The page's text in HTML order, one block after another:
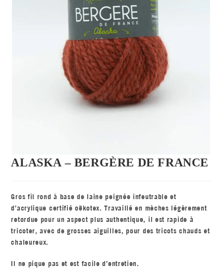
ALASKA – BERGÈRE DE FRANCE
Gros fil rond à base de laine peignée infeutrable et
d’acrylique certifié oëkotex. Travaillé en mèches légèrement
retordue pour un aspect plus authentique, il est rapide à
tricoter, avec de grosses aiguilles, pour des tricots chauds et
chaleureux.
Il ne pique pas et est facile d’entretien.